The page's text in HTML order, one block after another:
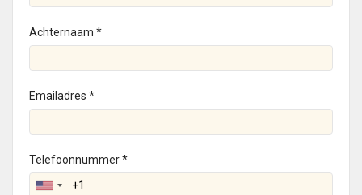
Achternaam *
Emailadres *
Telefoonnummer *